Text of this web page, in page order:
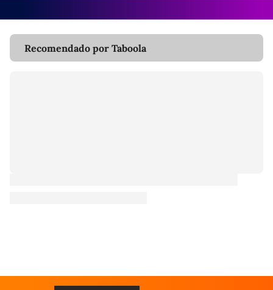
Recomendado por Taboola